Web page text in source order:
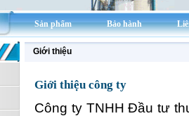
Sản phẩm Bảo hành
Giới thiệu
Giới thiệu công ty
Công ty TNHH Đầu tư